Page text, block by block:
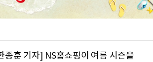
종훈 기자] NS홈쇼핑이 여름 시즌을